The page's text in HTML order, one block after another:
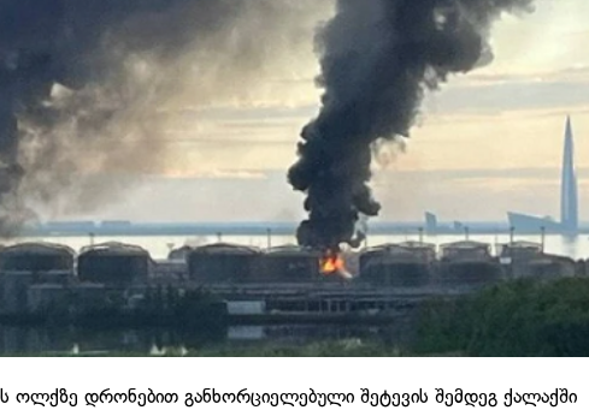
ოლქზე დრონებით განხორციელებული შეტევის შემდეგ ქალაქში